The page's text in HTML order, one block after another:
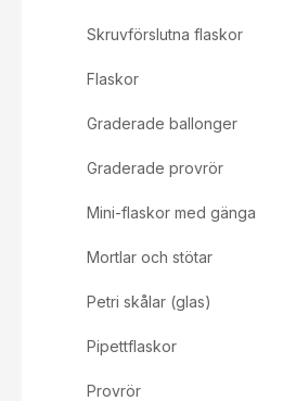
Skruvförslutna flaskor
Flaskor
Graderade ballonger
Graderade provrör
Mini-flaskor med gänga
Mortlar och stötar
Petri skålar (glas)
Pipettflaskor
Provrör